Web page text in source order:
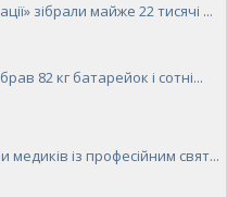
зібрали майже 22 тисячі ...
82 кг батарейок і сотні...
медиків із професійним свят...